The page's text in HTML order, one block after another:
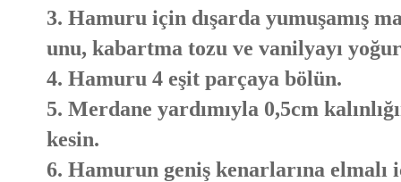
3. Hamuru için dışarda yumuşamış
unu, kabartma tozu ve vanilyayı
4. Hamuru 4 eşit parçaya bölün.
5. Merdane yardımıyla 0,5cm
kesin.
6. Hamurun geniş kenarlarına elmalı